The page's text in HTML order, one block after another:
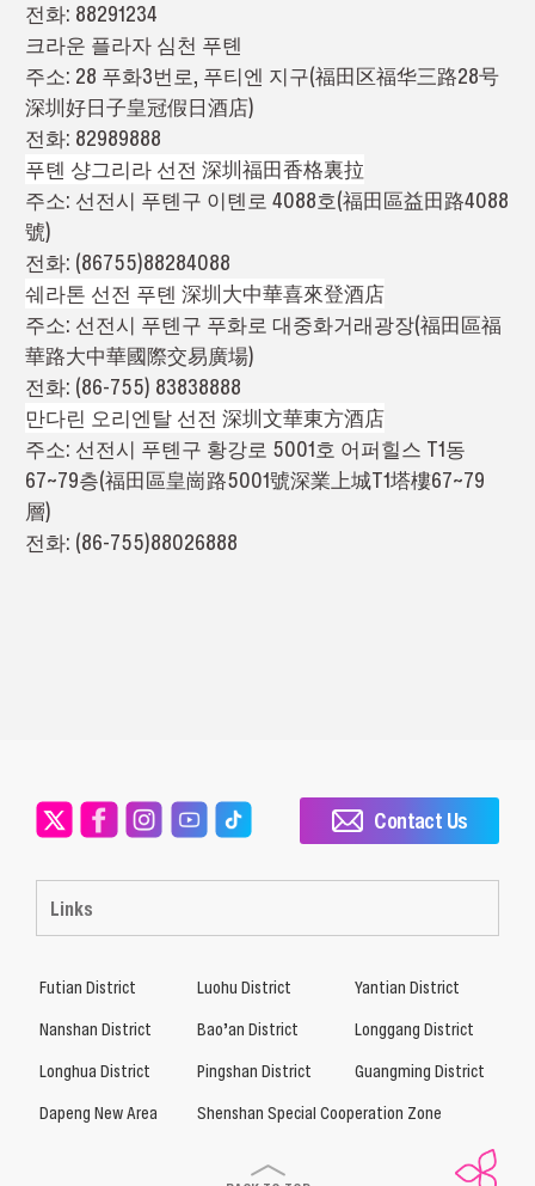
전화: 88291234
크라운 플라자 심천 푸톈
주소: 28 푸화3번로, 푸티엔 지구(福田区福华三路28号
深圳好日子皇冠假日酒店)
전화: 82989888
푸톈 샹그리라 선전 深圳福田香格裏拉
주소: 선전시 푸톈구 이톈로 4088호(福田區益田路4088
號)
전화: (86755)88284088
쉐라톤 선전 푸톈 深圳大中華喜來登酒店
주소: 선전시 푸톈구 푸화로 대중화거래광장(福田區福
華路大中華國際交易廣場)
전화: (86-755) 83838888
만다린 오리엔탈 선전 深圳文華東方酒店
주소: 선전시 푸톈구 황강로 5001호 어퍼힐스 T1동
67~79층(福田區皇崗路5001號深業上城T1塔樓67~79
層)
전화: (86-755)88026888
Links
Contact Us
Futian District Luohu District
Yantian District
Nanshan District
Bao’an District
Longgang District
Longhua District
Pingshan District
Guangming District
Dapeng New Area
Shenshan Special Cooperation Zone